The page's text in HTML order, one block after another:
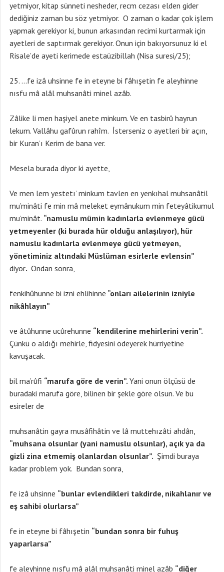
yetmiyor, kitap sünneti nesheder, recm cezası elden gider
dediğiniz zaman bu söz yetmiyor. O zaman o kadar çok işlem
yapmak gerekiyor ki, bunun arkasından recimi kurtarmak için
ayetleri de saptırmak gerekiyor. Onun için bakıyorsunuz ki el
Risale’de ayeti kerimede estaüzibillah (Nisa suresi/25);
…fe izâ uhsinne fe in eteyne bi fâhışetin fe aleyhinne
nısfu mâ alâl muhsanâti minel azâb.
Zâlike li men haşiyel anete minkum. Ve en tasbirû hayrun
lekum. Vallâhu gafûrun rahîm. İsterseniz o ayetleri bir açın,
bir Kuran’ı Kerim de bana ver.
Mesela burada diyor ki ayette,
Ve men lem yestetı’ minkum tavlen en yenkıhal muhsanâtil
mu’minâti fe min mâ meleket eymânukum min feteyâtikumul
mu’minât. “namuslu mümin kadınlarla evlenmeye gücü
yetmeyenler (ki burada hür olduğu anlaşılıyor), hür
namuslu kadınlarla evlenmeye gücü yetmeyen,
yönetiminiz altındaki Müslüman esirlerle evlensin”
diyor. Ondan sonra,
fenkihûhunne bi izni ehlihinne “onları ailelerinin izniyle
nikâhlayın”
ve âtûhunne ucûrehunne “kendilerine mehirlerini verin”.
Çünkü o aldığı mehirle, fidyesini ödeyerek hürriyetine
kavuşacak.
bil ma’rûfi “marufa göre de verin”. Yani onun ölçüsü de
buradaki marufa göre, bilinen bir şekle göre olsun. Ve bu
esireler de
muhsanâtin gayra musâfihâtin ve lâ muttehızâti ahdân,
“muhsana olsunlar (yani namuslu olsunlar), açık ya da
gizli zina etmemiş olanlardan olsunlar”. Şimdi buraya
kadar problem yok. Bundan sonra,
fe izâ uhsinne “bunlar evlendikleri takdirde, nikahlanır ve
eş sahibi olurlarsa”
fe in eteyne bi fâhışetin “bundan sonra bir fuhuş
yaparlarsa”
fe aleyhinne nısfu mâ alâl muhsanâti minel azâb “diğer